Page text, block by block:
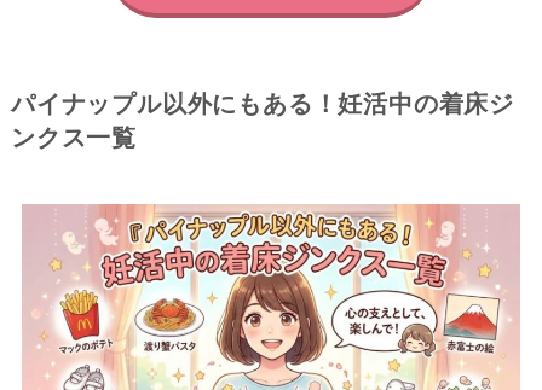
パイナップル以外にもある！妊活中の着床ジ
ンクス一覧